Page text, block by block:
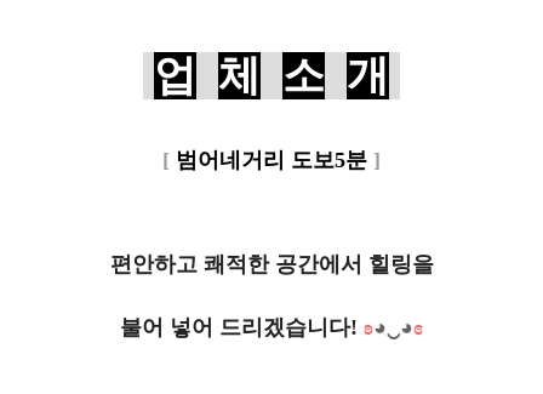
업 체 소 개
[ 범어네거리 도보5분 ]
편안하고 쾌적한 공간에서 힐링을
불어 넣어 드리겠습니다! ʚ◕‿◕ɞ